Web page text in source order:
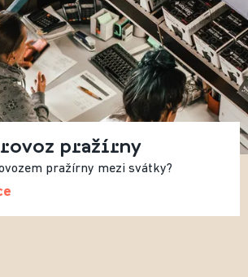
pražírny
pražírny mezi svátky?